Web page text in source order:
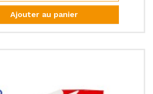
Ajouter au panier